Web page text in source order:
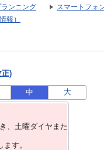
ンニング
スマートフォ
報）
正)
中 大
、⼟曜ダイヤまた
す。